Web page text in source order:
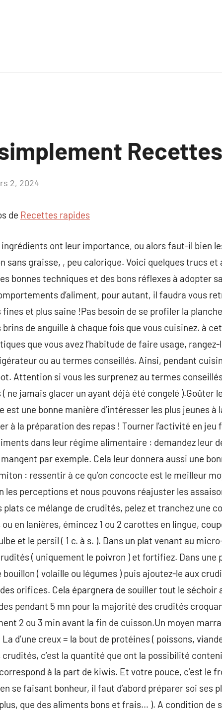
2, 2024
de Recettes rapides
ingrédients ont leur importance, ou alors faut-il bien
sans graisse, , peu calorique. Voici quelques trucs
bonnes techniques et des bons réflexes à adopter
d’aliment, pour autant, il faudra vous
et plus saine !Pas besoin de se profiler la
de anguille à chaque fois que vous cuisinez. à
que vous avez l’habitude de faire usage,
ou au termes conseillés. Ainsi, pendant
Attention si vous les surprenez au termes
ne jamais glacer un ayant déjà été congelé ).Goûter
est une bonne manière d’intéresser les plus jeunes à
à la préparation des repas ! Tourner l’activité en jeu
dans leur régime alimentaire : demandez leur
par exemple. Cela leur donnera aussi une
: ressentir à ce qu’on concocte est le meilleur
les perceptions et nous pouvons réajuster les
ce mélange de crudités, pelez et tranchez une
en lanières, émincez 1 ou 2 carottes en lingue,
et le persil ( 1 c. à s. ). Dans un plat venant au
( uniquement le poivron ) et fortifiez. Dans une
( volaille ou légumes ) puis ajoutez-le aux
orifices. Cela épargnera de souiller tout le séchoir
pendant 5 mn pour la majorité des crudités
2 ou 3 min avant la fin de cuisson.Un moyen
d’une creux = la bout de protéines ( poissons,
c’est la quantité que ont la possibilité
à la part de kiwis. Et votre pouce, c’est le
se faisant bonheur, il faut d’abord préparer soi ses
que des aliments bons et frais… ). A condition de